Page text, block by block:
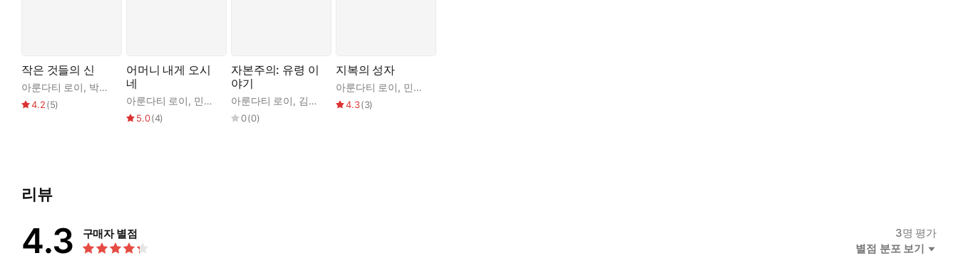
작은 것들의 신
아룬다티 로이, 박찬원
4.2(5)
어머니 내게 오시
네
아룬다티 로이, 민승남
5.0(4)
자본주의: 유령 이
야기
아룬다티 로이, 김지선
0(0)
지복의 성자
아룬다티 로이, 민승남
4.3(3)
리뷰
4.3 구매자 별점 3명 평가
별점 분포 보기